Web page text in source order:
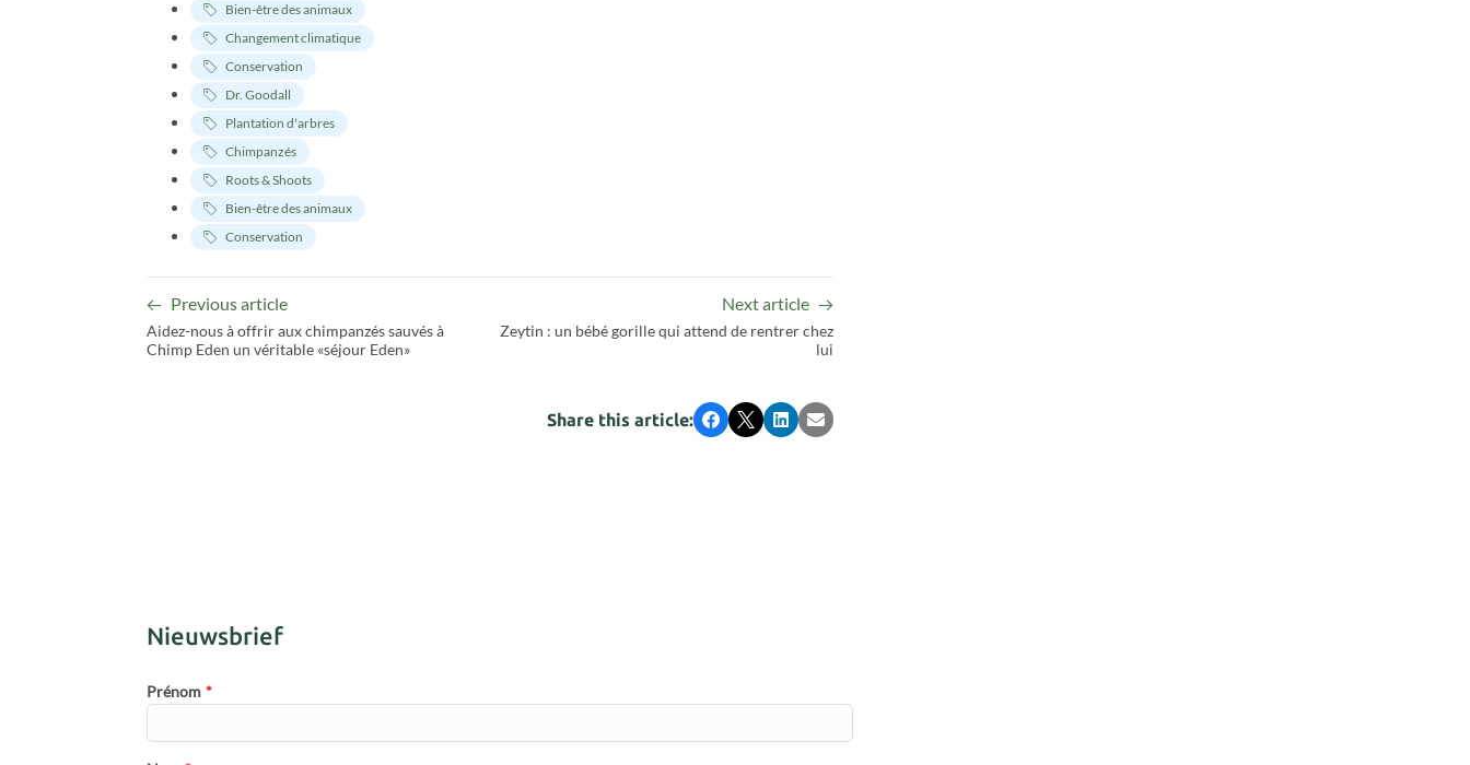
Bien-être des animaux
Changement climatique
Conservation
Dr. Goodall
Plantation d'arbres
Chimpanzés
Roots & Shoots
Bien-être des animaux
Conservation
Previous article
Aidez-nous à offrir aux chimpanzés sauvés à
Chimp Eden un véritable «séjour Eden»
Next article
Zeytin : un bébé gorille qui attend de rentrer chez
lui
Share this article: Facebook
X LinkedIn
Email
Nieuwsbrief
Prénom *